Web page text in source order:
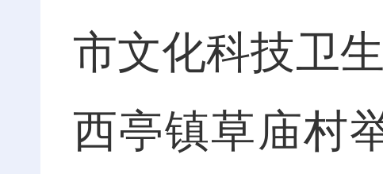
市文化科技卫
西亭镇草庙村